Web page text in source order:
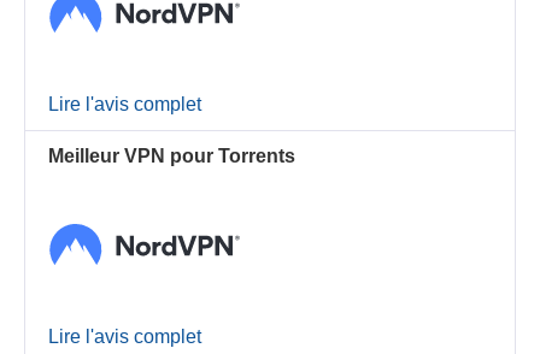
Lire l'avis complet
Meilleur VPN pour Torrents
Lire l'avis complet